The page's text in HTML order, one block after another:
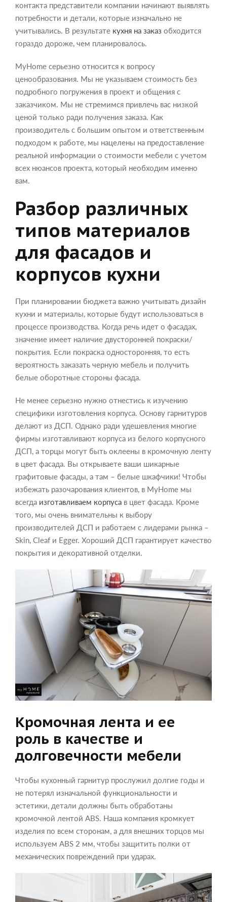
контакта представители компании начинают выявлять
потребности и детали, которые изначально не
учитывались. В результате кухня на заказ обходится
гораздо дороже, чем планировалось.
MyHome серьезно относится к вопросу
ценообразования. Мы не указываем стоимость без
подробного погружения в проект и общения с
заказчиком. Мы не стремимся привлечь вас низкой
ценой только ради получения заказа. Как
производитель с большим опытом и ответственным
подходом к работе, мы нацелены на предоставление
реальной информации о стоимости мебели с учетом
всех нюансов проекта, который необходим именно
вам.
Разбор различных
типов материалов
для фасадов и
корпусов кухни
При планировании бюджета важно учитывать дизайн
кухни и материалы, которые будут использоваться в
процессе производства. Когда речь идет о фасадах,
значение имеет наличие двусторонней покраски/
покрытия. Если покраска односторонняя, то есть
вероятность заказать черную мебель и получить
белые оборотные стороны фасада.
Не менее серьезно нужно отнестись к изучению
специфики изготовления корпуса. Основу гарнитуров
делают из ДСП. Однако ради удешевления многие
фирмы изготавливают корпуса из белого корпусного
ДСП, а торцы могут быть оклеены в кромочную ленту
в цвет фасада. Вы открываете ваши шикарные
графитовые фасады, а там – белые шкафчики! Чтобы
избежать разочарования клиентов, в MyHome мы
всегда изготавливаем корпуса в цвет фасада. Кроме
того, мы очень внимательны к выбору
производителей ДСП и работаем с лидерами рынка –
Skin, Cleaf и Egger. Хороший ДСП гарантирует качество
покрытия и декоративной отделки.
Кромочная лента и ее
роль в качестве и
долговечности мебели
Чтобы кухонный гарнитур прослужил долгие годы и
не потерял изначальной функциональности и
эстетики, детали должны быть обработаны
кромочной лентой ABS. Наша компания кромкует
изделия по всем сторонам, а для внешних торцов мы
используем ABS 2 мм, чтобы защитить полки от
механических повреждений при ударах.